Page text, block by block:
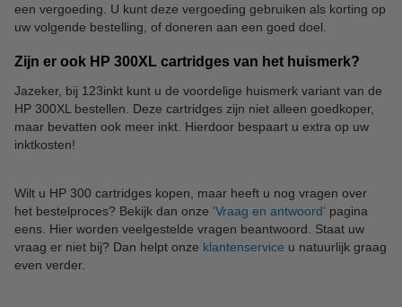
een vergoeding. U kunt deze vergoeding gebruiken als korting op
uw volgende bestelling, of doneren aan een goed doel.
Zijn er ook HP 300XL cartridges van het huismerk?
Jazeker, bij 123inkt kunt u de voordelige huismerk variant van de
HP 300XL bestellen. Deze cartridges zijn niet alleen goedkoper,
maar bevatten ook meer inkt. Hierdoor bespaart u extra op uw
inktkosten!
Wilt u HP 300 cartridges kopen, maar heeft u nog vragen over
het bestelproces? Bekijk dan onze 'Vraag en antwoord' pagina
eens. Hier worden veelgestelde vragen beantwoord. Staat uw
vraag er niet bij? Dan helpt onze klantenservice u natuurlijk graag
even verder.